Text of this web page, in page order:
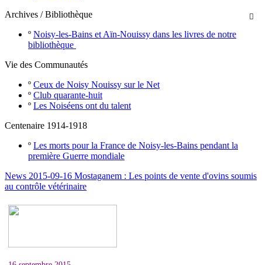

Archives / Bibliothèque
º Noisy-les-Bains et Aïn-Nouissy dans les livres de notre
bibliothèque
Vie des Communautés
º Ceux de Noisy Nouissy sur le Net
º Club quarante-huit
º Les Noiséens ont du talent
Centenaire 1914-1918
º Les morts pour la France de Noisy-les-Bains pendant la
première Guerre mondiale
News 2015-09-16 Mostaganem : Les points de vente d'ovins soumis
au contrôle vétérinaire